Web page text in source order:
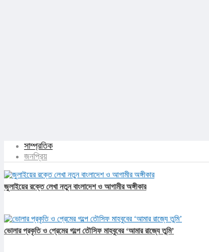
সাম্প্রতিক
জনপ্রিয়
জুলাইয়ের রক্তে লেখা নতুন বাংলাদেশ ও আগামীর অঙ্গীকার​
ভোলার প্রকৃতি ও প্রেমের গল্পে তৌসিফ মাহবুবের ‘আমার রাজ্যে তুমি’